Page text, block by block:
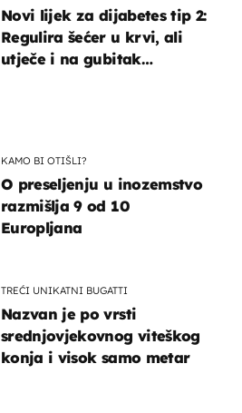
Novi lijek za dijabetes tip 2:
Regulira šećer u krvi, ali
utječe i na gubitak
KAMO BI OTIŠLI?
O preseljenju u inozemstvo
razmišlja 9 od 10
Europljana
TREĆI UNIKATNI BUGATTI
Nazvan je po vrsti
srednjovjekovnog viteškog
konja i visok samo metar